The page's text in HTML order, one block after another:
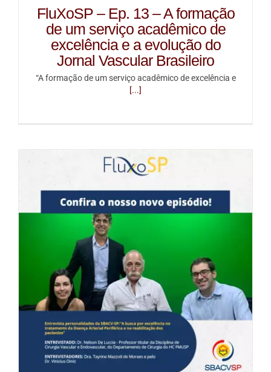
FluXoSP – Ep. 13 – A formação
de um serviço acadêmico de
excelência e a evolução do
Jornal Vascular Brasileiro
“A formação de um serviço acadêmico de excelência e
[...]